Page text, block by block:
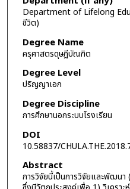
Department of Lifelong
ชีวิต)
Degree Name
ครุศาสตรดุษฎีบัณฑิต
Degree Level
ปริญญาเอก
Degree Discipline
การศึกษานอกระบบโรงเรียน
DOI
10.58837/
Abstract
การวิจัยนี้เป็นการวิจัยและพัฒน